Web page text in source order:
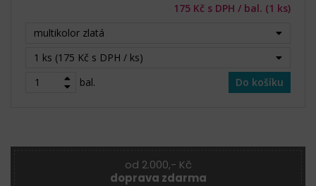
175 Kč s DPH / bal. (1 ks)
multikolor zlatá
1 ks (175 Kč s DPH / ks)
bal.
Do košíku
od 2.000,- Kč
doprava zdarma